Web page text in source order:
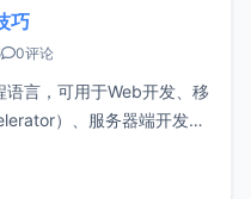
巧
0评论
言，可用于Web开发、移
）、服务器端开发
显示浏览器中的简单提示